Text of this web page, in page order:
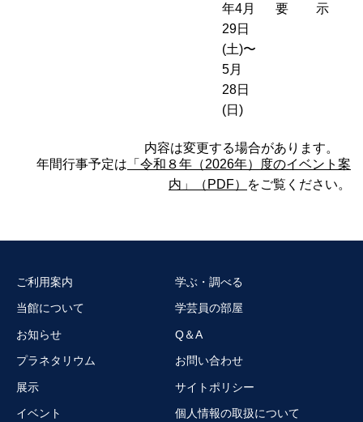
年4月
29日
(土)〜
5月
28日
(日)
要
示
内容は変更する場合があります。
年間行事予定は 「令和８年（2026年）度のイベント案
内」（PDF）
をご覧ください。
ご利用案内
当館について
お知らせ
プラネタリウム
展示
イベント
学ぶ・調べる
学芸員の部屋
Q＆A
お問い合わせ
サイトポリシー
個人情報の取扱について